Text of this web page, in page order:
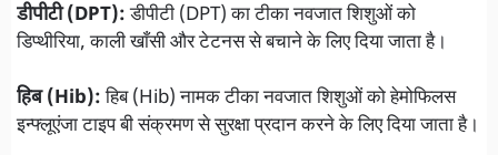
डीपीटी (DPT):डीपीटी (DPT) का टीका नवजात शिशुओं को
डिप्थीरिया, काली खाँसी और टेटनस से बचाने के लिए दिया जाता है।
हिब (Hib):हिब (Hib) नामक टीका नवजात शिशुओं को हेमोफिलस
इन्फ्लूएंजा टाइप बी संक्रमण से सुरक्षा प्रदान करने के लिए दिया जाता है।